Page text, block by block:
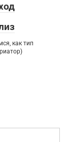
как тип